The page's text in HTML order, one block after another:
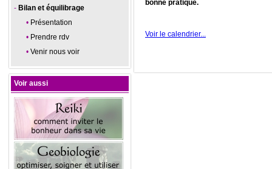
Bilan et équilibrage
Présentation
Prendre rdv
Venir nous voir
Voir aussi
bonne pratique.
Voir le calendrier...